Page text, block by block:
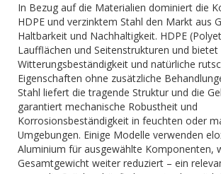
In Bezug auf die Materialien dominiert die
HDPE und verzinktem Stahl den Markt aus
Haltbarkeit und Nachhaltigkeit. HDPE
Laufflächen und Seitenstrukturen und
Witterungsbeständigkeit und natürliche
Eigenschaften ohne zusätzliche
Stahl liefert die tragende Struktur und die
garantiert mechanische Robustheit und
Korrosionsbeständigkeit in feuchten oder
Umgebungen. Einige Modelle verwenden
Aluminium für ausgewählte Komponenten,
Gesamtgewicht weiter reduziert – ein